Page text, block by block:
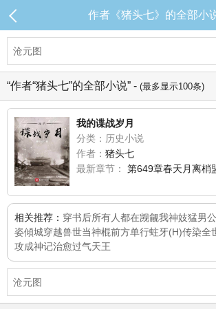
作者《猪头七》的全部小
“作者“猪头七”的全部小说” - (最多显示100条)
我的谍战岁月
分类：历史小说
作者： 猪头七
最新章节：
第649章春天月离梢
相关推荐： 穿书后所有人都在觊觎我神妓猛男
姿傾城穿越兽世当神棍前方单行蛀牙(H)传染全
攻成神记治愈过气天王